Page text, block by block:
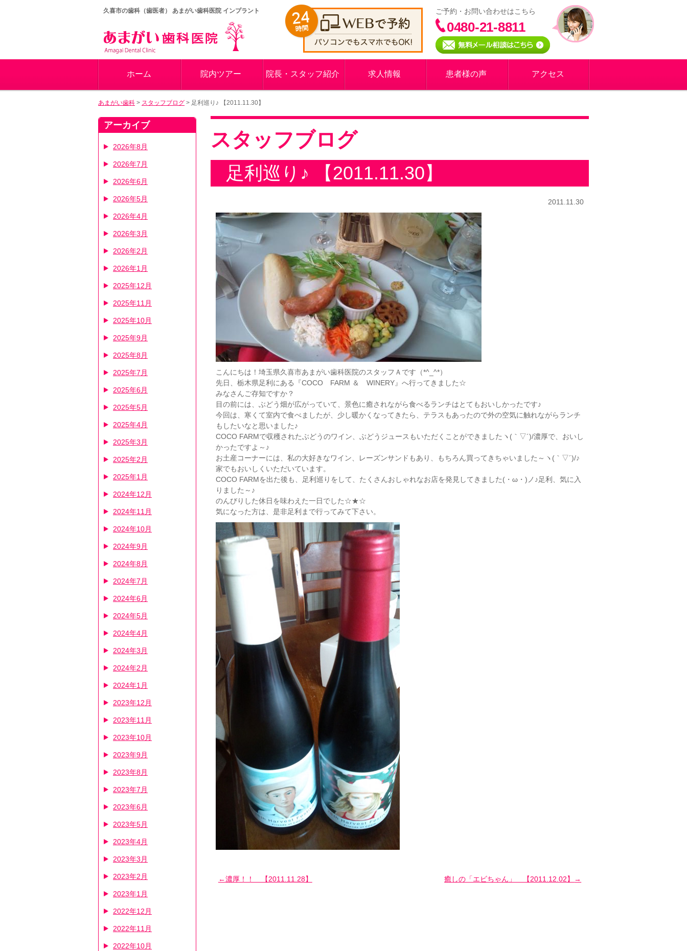
久喜市の歯科（歯医者） あまがい歯科医院 インプラント ご予約・お問い合わせはこちら
0480-21-8811
ホーム 院内ツアー 院長・スタッフ紹介 求人情報 患者様の声 アクセス
あまがい歯科 > スタッフブログ > 足利巡り♪ 【2011.11.30】
アーカイブ
2026年8月
2026年7月
2026年6月
2026年5月
2026年4月
2026年3月
2026年2月
2026年1月
2025年12月
2025年11月
2025年10月
2025年9月
2025年8月
2025年7月
2025年6月
2025年5月
2025年4月
2025年3月
2025年2月
2025年1月
2024年12月
2024年11月
2024年10月
2024年9月
2024年8月
2024年7月
2024年6月
2024年5月
2024年4月
2024年3月
2024年2月
2024年1月
2023年12月
2023年11月
2023年10月
2023年9月
2023年8月
2023年7月
2023年6月
2023年5月
2023年4月
2023年3月
2023年2月
2023年1月
2022年12月
2022年11月
2022年10月
スタッフブログ
足利巡り♪ 【2011.11.30】
2011.11.30
こんにちは！埼玉県久喜市あまがい歯科医院のスタッフＡです（*^_^*）
先日、栃木県足利にある『COCO FARM ＆ WINERY』へ行ってきました☆
みなさんご存知ですか？
目の前には、ぶどう畑が広がっていて、景色に癒されながら食べるランチはとてもおいしかったです♪
今回は、寒くて室内で食べましたが、少し暖かくなってきたら、テラスもあったので外の空気に触れながらランチ
もしたいなと思いました♪
COCO FARMで収穫されたぶどうのワイン、ぶどうジュースもいただくことができましたヽ(｀▽´)/濃厚で、おいし
かったですよ～♪
お土産コーナーには、私の大好きなワイン、レーズンサンドもあり、もちろん買ってきちゃいました～ヽ(｀▽´)/♪
家でもおいしくいただいています。
COCO FARMを出た後も、足利巡りをして、たくさんおしゃれなお店を発見してきました(・ω・)ノ♪足利、気に入
りました～♪
のんびりした休日を味わえた一日でした☆★☆
気になった方は、是非足利まで行ってみて下さい。
濃厚！！ 【2011.11.28】 癒しの「エビちゃん」 【2011.12.02】